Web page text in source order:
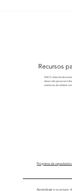
Recursos
SNCS utiliza fondos
desarrollo personal
asistencia de calidad,
Programa de capacitación
Aprendizaje a su propio